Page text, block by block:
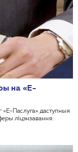
на «Е-
«Е-Паслуга» даступныя
ліцэнзавання: